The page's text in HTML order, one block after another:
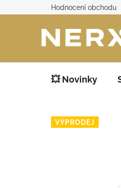
na
Hodnocení obchodu
💥 Novinky
VÝPRODEJ